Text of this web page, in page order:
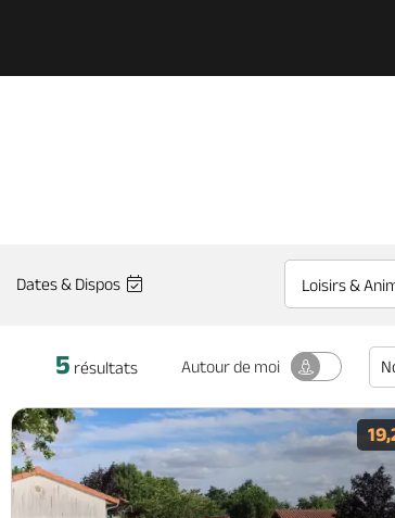
Dates & Dispos Loisirs &
5 résultats Autourde moi